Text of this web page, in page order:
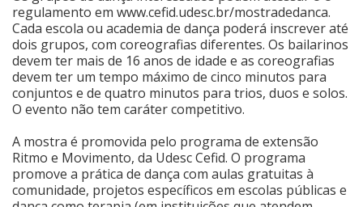
regulamento em www.cefid.udesc.br/mostradedanca.
Cada escola ou academia de dança poderá inscrever até
dois grupos, com coreografias diferentes. Os bailarinos
devem ter mais de 16 anos de idade e as coreografias
devem ter um tempo máximo de cinco minutos para
conjuntos e de quatro minutos para trios, duos e solos.
O evento não tem caráter competitivo.
A mostra é promovida pelo programa de extensão
Ritmo e Movimento, da Udesc Cefid. O programa
promove a prática de dança com aulas gratuitas à
comunidade, projetos específicos em escolas públicas e